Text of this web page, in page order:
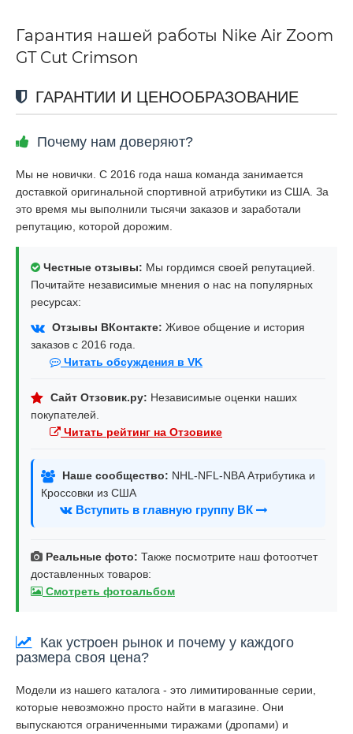
Гарантия нашей работы Nike Air Zoom
GT Cut Crimson
ГАРАНТИИ И ЦЕНООБРАЗОВАНИЕ
Почему нам доверяют?
Мы не новички. С 2016 года наша команда занимается
доставкой оригинальной спортивной атрибутики из США. За
это время мы выполнили тысячи заказов и заработали
репутацию, которой дорожим.
Честные отзывы: Мы гордимся своей репутацией.
Почитайте независимые мнения о нас на популярных
ресурсах:
Отзывы ВКонтакте: Живое общение и история
заказов с 2016 года.
Читать обсуждения в VK
Сайт Отзовик.ру: Независимые оценки наших
покупателей.
Читать рейтинг на Отзовике
Наше сообщество: NHL-NFL-NBA Атрибутика и
Кроссовки из США
Вступить в главную группу ВК
Реальные фото: Также посмотрите наш фотоотчет
доставленных товаров:
Смотреть фотоальбом
Как устроен рынок и почему у каждого
размера своя цена?
Модели из нашего каталога - это лимитированные серии,
которые невозможно просто найти в магазине. Они
выпускаются ограниченными тиражами (дропами) и